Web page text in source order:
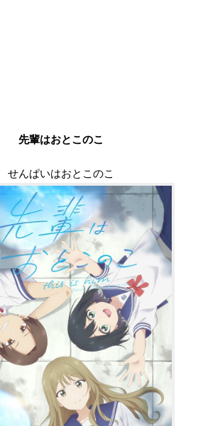
先輩はおとこのこ
せんぱいはおとこのこ